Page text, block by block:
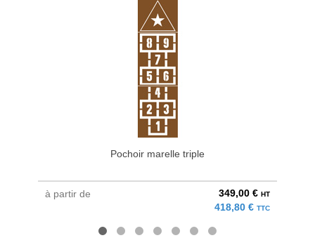
Pochoir marelle triple
à partir de 349,00 € HT
418,80 € TTC